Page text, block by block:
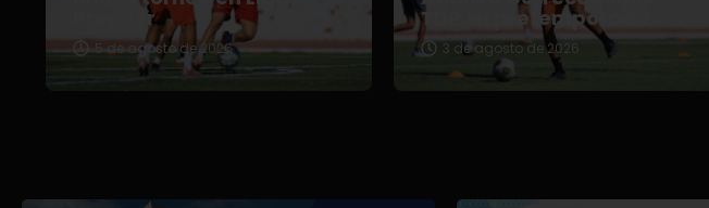
Premier
5 de agosto de 2026
TDP su pretemporada
3 de agosto de 2026